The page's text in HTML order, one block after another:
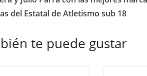
del Estatal de Atletismo sub 18
te puede gustar